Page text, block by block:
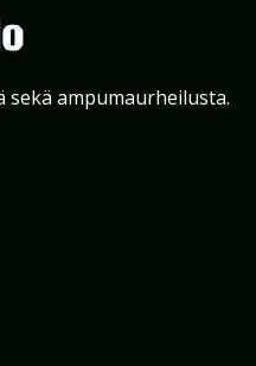
ampumaurheilusta.